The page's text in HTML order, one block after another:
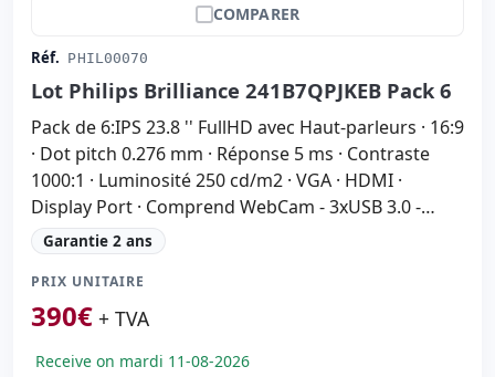
COMPARER
Réf. PHIL00070
Lot Philips Brilliance 241B7QPJKEB Pack 6
Pack de 6:IPS 23.8 '' FullHD avec Haut-parleurs · 16:9
· Dot pitch 0.276 mm · Réponse 5 ms · Contraste
1000:1 · Luminosité 250 cd/m2 · VGA · HDMI ·
Display Port · Comprend WebCam - 3xUSB 3.0 -
Câble d'alimentation et VGA inclus
Garantie 2 ans
PRIX UNITAIRE
390€ + TVA
Receive on mardi 11-08-2026